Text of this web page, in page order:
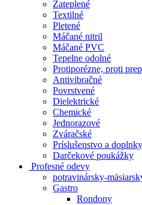
Zateplené
Textilné
Pletené
Máčané nitril
Máčané PVC
Tepelne odolné
Protiporézne, proti
Antivibračné
Povrstvené
Dielektrické
Chemické
Jednorazové
Zváračské
Príslušenstvo a doplnky
Darčekové poukážky
Profesné odevy
potravinársky-
Gastro
Rondony